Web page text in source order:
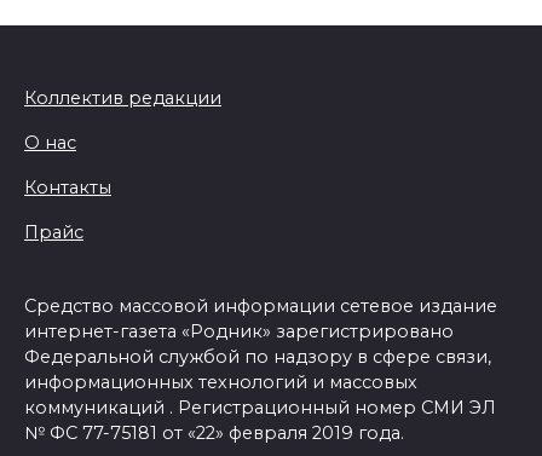
Коллектив редакции
О нас
Контакты
Прайс
Средство массовой информации сетевое издание
интернет-газета «Родник» зарегистрировано
Федеральной службой по надзору в сфере связи,
информационных технологий и массовых
коммуникаций . Регистрационный номер СМИ ЭЛ
№ ФС 77-75181 от «22» февраля 2019 года.